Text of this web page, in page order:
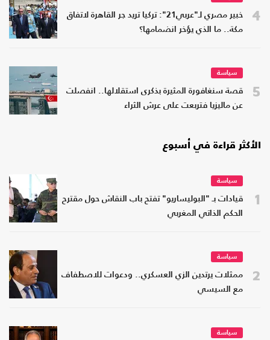
4
خبير مصري لـ"عربي21": تركيا تريد جر القاهرة لاتفاق
مكة.. ما الذي يؤخر انضمامها؟
5
سياسة
قصة سنغافورة المثيرة بذكرى استقلالها.. انفصلت
عن ماليزيا فتربعت على عرش الثراء
الأكثر قراءة في أسبوع
1
سياسة
قيادات بـ "البوليساريو" تفتح باب النقاش حول مقترح
الحكم الذاتي المغربي
2
سياسة
ممثلات يرتدين الزي العسكري.. ودعوات للاصطفاف
مع السيسي
سياسة